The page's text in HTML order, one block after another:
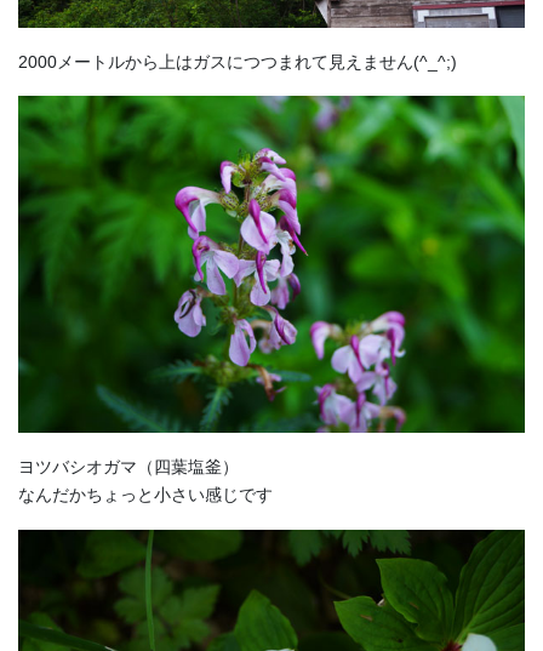
2000メートルから上はガスにつつまれて見えません(^_^;)
ヨツバシオガマ （四葉塩釜）
なんだかちょっと小さい感じです